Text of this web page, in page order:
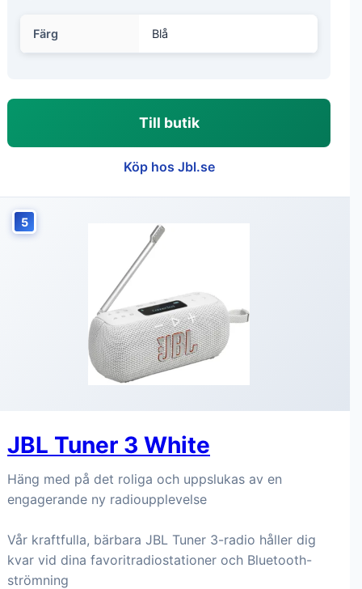
Färg Blå
Till butik
Köp hos Jbl.se
5
JBL Tuner 3 White
Häng med på det roliga och uppslukas av en
engagerande ny radioupplevelse
Vår kraftfulla, bärbara JBL Tuner 3-radio håller dig
kvar vid dina favoritradiostationer och Bluetooth-
strömning